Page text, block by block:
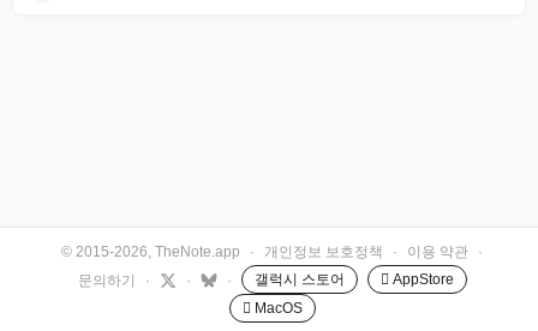
© 2015-2026, TheNote.app · 개인정보 보호정책 · 이용 약관
·
문의하기
· · · 갤럭시 스토어
 AppStore
 MacOS